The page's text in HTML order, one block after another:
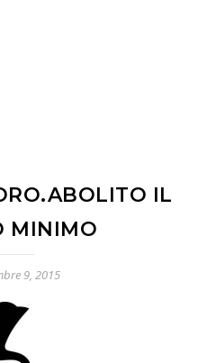
IL
MINIMO
9, 2015